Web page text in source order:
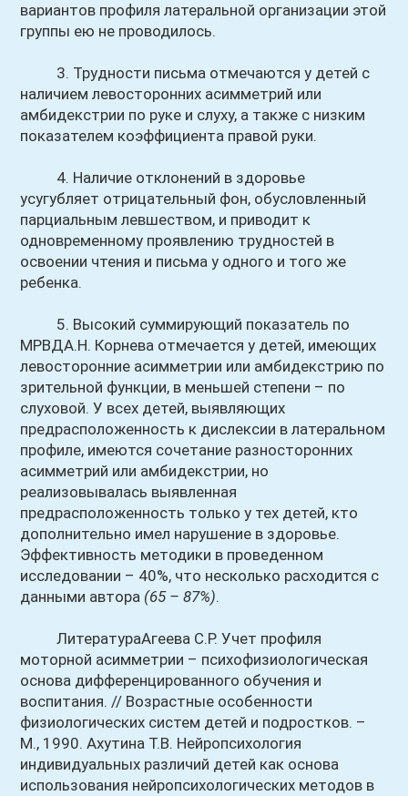
вариантов профиля латеральной организации этой
группы ею не проводилось.
3. Трудности письма отмечаются у детей с
наличием левосторонних асимметрий или
амбидекстрии по руке и слуху, а также с низким
показателем коэффициента правой руки.
4. Наличие отклонений в здоровье
усугубляет отрицательный фон, обусловленный
парциальным левшеством, и приводит к
одновременному проявлению трудностей в
освоении чтения и письма у одного и того же
ребенка.
5. Высокий суммирующий показатель по
МРВДА.Н. Корнева отмечается у детей, имеющих
левосторонние асимметрии или амбидекстрию по
зрительной функции, в меньшей степени – по
слуховой. У всех детей, выявляющих
предрасположенность к дислексии в латеральном
профиле, имеются сочетание разносторонних
асимметрий или амбидекстрии, но
реализовывалась выявленная
предрасположенность только у тех детей, кто
дополнительно имел нарушение в здоровье.
Эффективность методики в проведенном
исследовании – 40%, что несколько расходится с
данными автора (65 – 87%).
ЛитератураАгеева С.Р. Учет профиля
моторной асимметрии – психофизиологическая
основа дифференцированного обучения и
воспитания. // Возрастные особенности
физиологических систем детей и подростков. –
М., 1990. Ахутина Т.В. Нейропсихология
индивидуальных различий детей как основа
использования нейропсихологических методов в